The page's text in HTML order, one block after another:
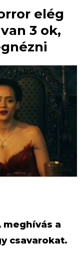
elég
3 ok,
meghívás a
csavarokat.